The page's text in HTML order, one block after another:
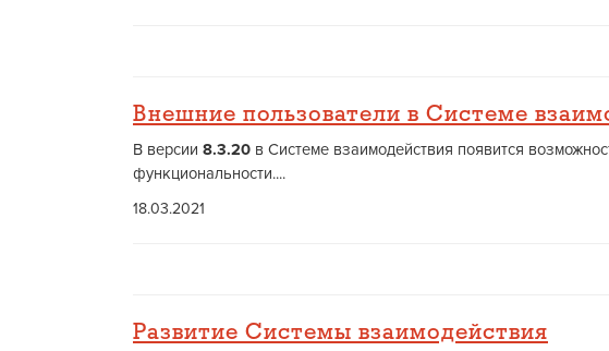
Внешние пользователи в Системе
В версии 8.3.20 в Системе взаимодействия появится
функциональности....
18.03.2021
Развитие Системы взаимодействия